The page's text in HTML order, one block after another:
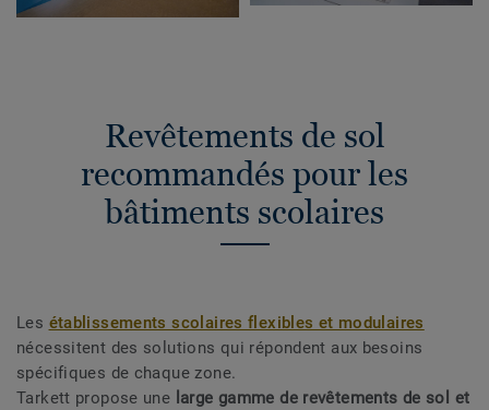
Revêtements de sol
recommandés pour les
bâtiments scolaires
Les établissements scolaires flexibles et modulaires
nécessitent des solutions qui répondent aux besoins
spécifiques de chaque zone.
Tarkett propose une large gamme de revêtements de sol et